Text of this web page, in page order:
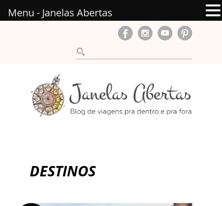
DESTINOS
Menu - Janelas Abertas